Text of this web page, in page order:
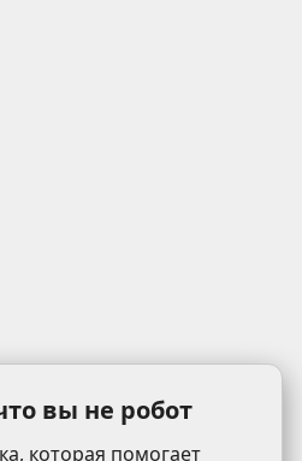
вы не робот
которая помогает